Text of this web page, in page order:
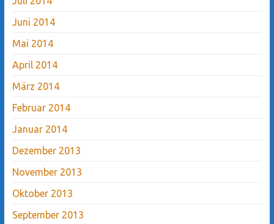
Juni 2014
Mai 2014
April 2014
März 2014
Februar 2014
Januar 2014
Dezember 2013
November 2013
Oktober 2013
September 2013